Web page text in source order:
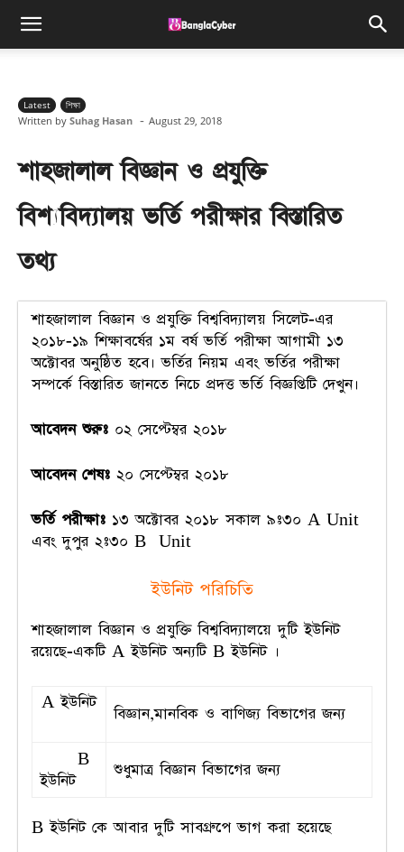
Latest শিক্ষা
Written by Suhag Hasan - August 29, 2018
শাহজালাল বিজ্ঞান ও প্রযুক্তি
বিশ্যবিদ্যালয় ভর্তি পরীক্ষার বিস্তারিত
তথ্য
শাহজালাল বিজ্ঞান ও প্রযুক্তি বিশ্ববিদ্যালয় সিলেট-এর
২০১৮-১৯ শিক্ষাবর্ষের ১ম বর্ষ ভর্তি পরীক্ষা আগামী ১৩
অক্টোবর অনুষ্ঠিত হবে। ভর্তির নিয়ম এবং ভর্তির পরীক্ষা
সম্পর্কে বিস্তারিত জানতে নিচে প্রদত্ত ভর্তি বিজ্ঞপ্তিটি দেখুন।
আবেদন শুরুঃ ০২ সেপ্টেম্বর ২০১৮
আবেদন শেষঃ ২০ সেপ্টেম্বর ২০১৮
ভর্তি পরীক্ষাঃ ১৩ অক্টোবর ২০১৮ সকাল ৯ঃ৩০ A Unit
এবং দুপুর ২ঃ৩০ B Unit
ইউনিট পরিচিতি
শাহজালাল বিজ্ঞান ও প্রযুক্তি বিশ্ববিদ্যালয়ে দুটি ইউনিট
রয়েছে-একটি A ইউনিট অন্যটি B ইউনিট ।
A ইউনিট
বিজ্ঞান,মানবিক ও বাণিজ্য বিভাগের জন্য
B
ইউনিট
শুধুমাত্র বিজ্ঞান বিভাগের জন্য
B ইউনিট কে আবার দুটি সাবগ্রুপে ভাগ করা হয়েছে